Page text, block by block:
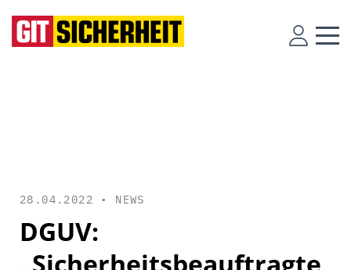
28.04.2022 • NEWS
DGUV: